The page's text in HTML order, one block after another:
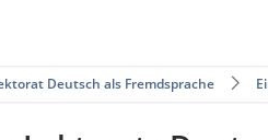
Deutsch als Fremdsprache